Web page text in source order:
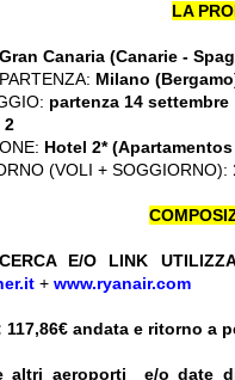
LA
Gran Canaria (Canarie -
Milano
partenza 14
2
Hotel 2*
(VOLI + SOGGIORNO):
E/O LINK
+ www.ryanair.com
117,86€ andata e ritorno a
altri aeroporti e/o date